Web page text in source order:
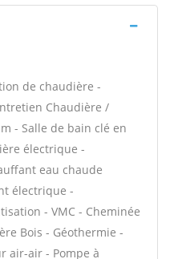
de chaudière -
Chaudière /
- Salle de bain clé en
électrique -
eau chaude
électrique -
- VMC - Cheminée
Bois - Géothermie -
air-air - Pompe à